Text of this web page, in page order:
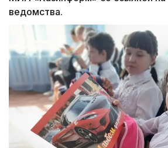
ведомства.